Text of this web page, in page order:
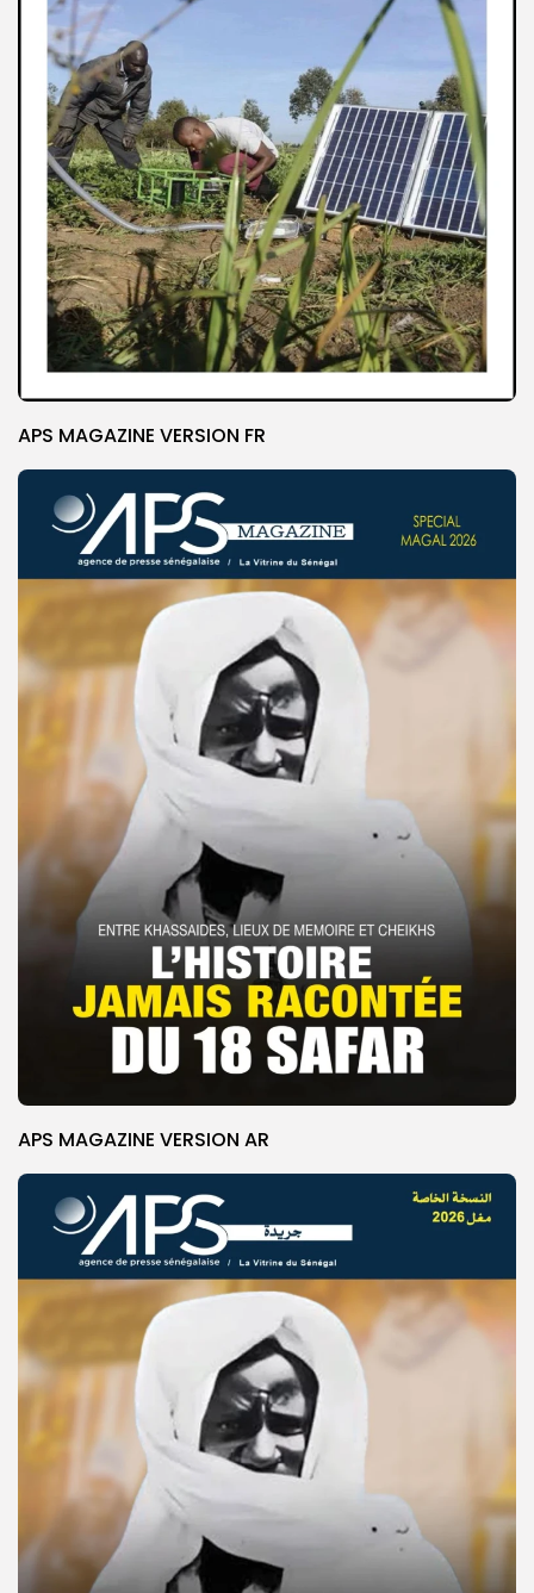
© Copyright 2025, APS
APS MAGAZINE VERSION FR
APS MAGAZINE VERSION AR